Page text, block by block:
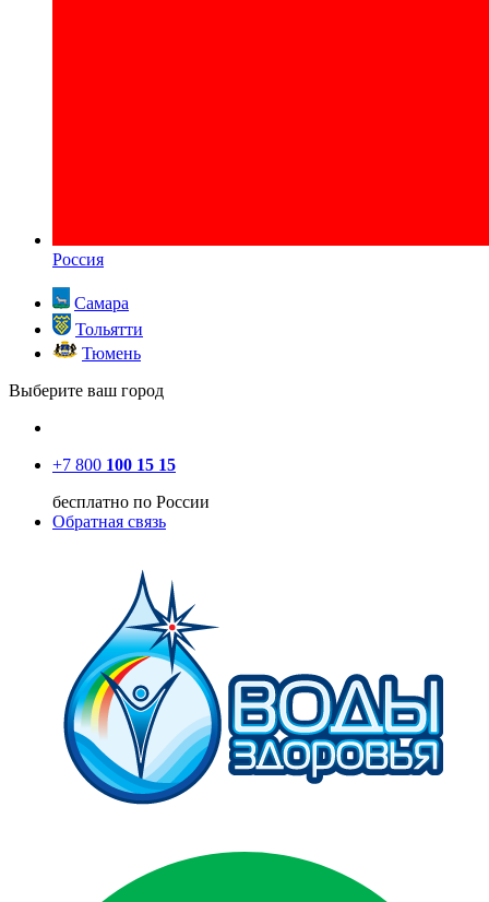
Россия
Самара
Тольятти
Тюмень
Выберите ваш город
+7 800 100 15 15
бесплатно по России
Обратная связь